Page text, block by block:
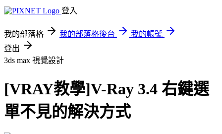
登入
我的部落格 我的部落格後台
我的帳號
登出
3ds max 視覺設計
[VRAY教學]V-Ray 3.4 右鍵選
單不見的解決方式